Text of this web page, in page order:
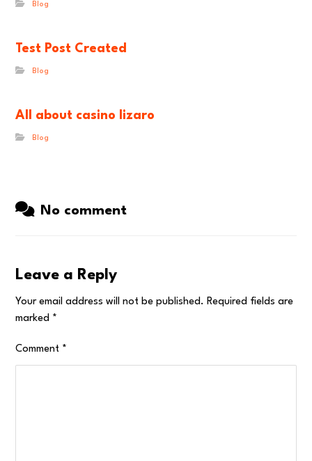
Blog
Test Post Created
Blog
All about casino lizaro
Blog
No comment
Leave a Reply
Your email address will not be published. Required fields are
marked *
Comment *